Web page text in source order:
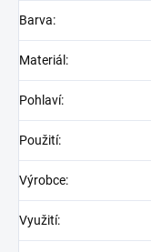
Barva:
Materiál :
Pohlaví:
Použití:
Výrobce:
Využití: